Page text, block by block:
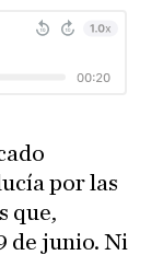
por las
que,
de junio. Ni